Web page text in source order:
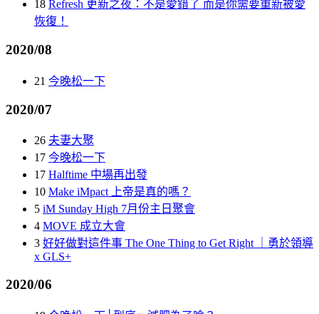
18 Refresh 更新之夜：不是愛錯了 而是你需要重新被愛
恢復！
2020/08
21 今晚松一下
2020/07
26 夫妻大聚
17 今晚松一下
17 Halftime 中場再出發
10 Make iMpact 上帝是真的嗎？
5 iM Sunday High 7月份主日聚會
4 MOVE 成立大會
3 好好做對這件事 The One Thing to Get Right ｜勇於領導
x GLS+
2020/06